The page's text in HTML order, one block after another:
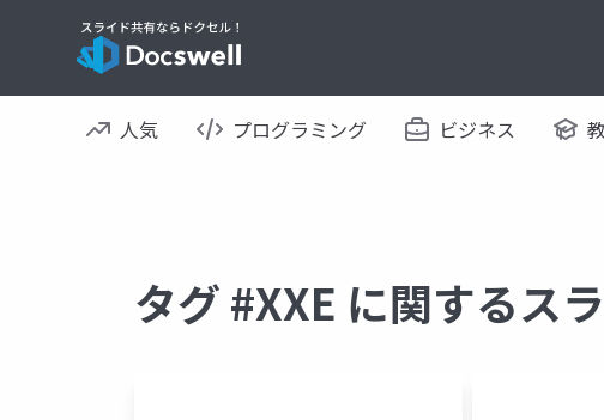
人気 プログラミング ビジネス
タグ #XXE に関するス